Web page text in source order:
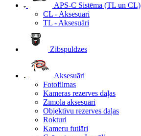
APS-C Sistēma (TL un CL)
CL - Aksesuāri
TL - Aksesuāri
Zibspuldzes
Aksesuāri
Fotofilmas
Kameras rezerves daļas
Zīmola aksesuāri
Objektīvu rezerves daļas
Rokturi
Kameru futlāri